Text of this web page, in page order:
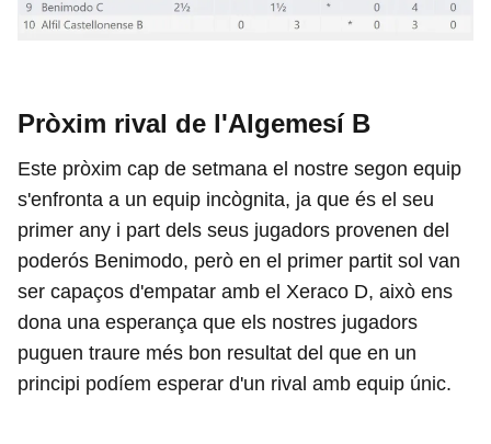
Pròxim rival de l'Algemesí B
Este pròxim cap de setmana el nostre segon equip
s'enfronta a un equip incògnita, ja que és el seu
primer any i part dels seus jugadors provenen del
poderós Benimodo, però en el primer partit sol van
ser capaços d'empatar amb el Xeraco D, això ens
dona una esperança que els nostres jugadors
puguen traure més bon resultat del que en un
principi podíem esperar d'un rival amb equip únic.